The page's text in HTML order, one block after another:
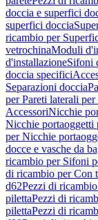
doccia e superfici
superfici doccia
ricambio per
vetrochinaModuli
d'installazioneSifoni
doccia specifici
Separazioni doccia
per Pareti laterali
AccessoriNicchie
Nicchie portaoggetti
per Nicchie
docce e vasche da
ricambio per Sifoni
di ricambio per Con
d62Pezzi di
pilettaPezzi di
pilettaPezzi di